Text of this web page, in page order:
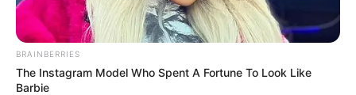
BRAINBERRIES
The Instagram Model Who Spent A Fortune To Look Like
Barbie